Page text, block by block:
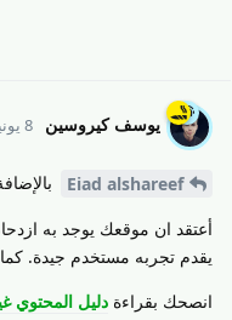
يوسف كيروسين 8 يونيو 2024
Eiad alshareef
أعتقد ان موقعك يوجد به
يقدم تجربه مستخدم جيدة.
انصحك بقراءة دليل المحتوي